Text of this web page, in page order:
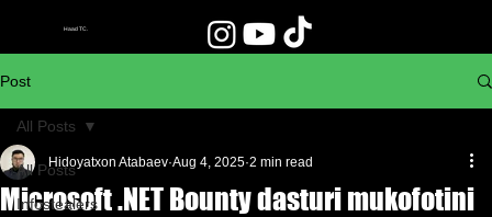
Haad TC.
Post
All Posts
Infostealers
All Posts
Microsoft .NET Bounty dasturi mukofotini
Hidoyatxon Atabaev Aug 4, 2025 2 min read